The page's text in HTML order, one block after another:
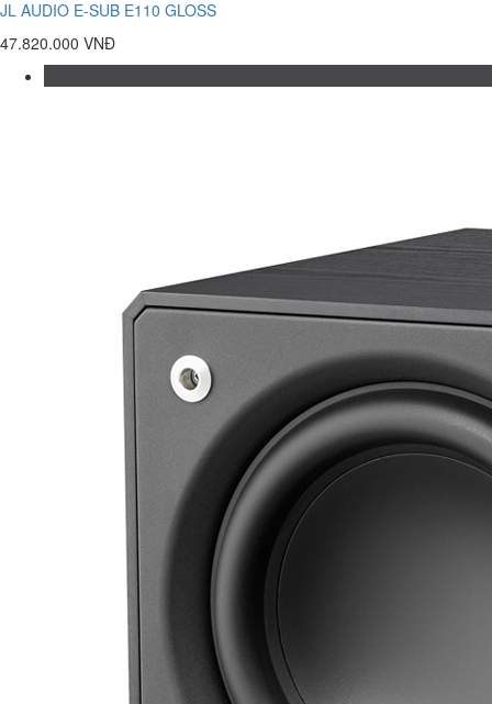
JL AUDIO E-SUB E110 GLOSS
47.820.000 VNĐ